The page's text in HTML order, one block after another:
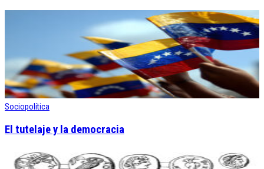
Sociopolítica
El tutelaje y la democracia